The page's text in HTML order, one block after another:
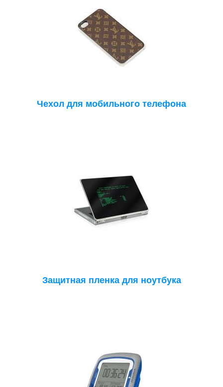
Чехол для мобильного телефона
Защитная пленка для ноутбука